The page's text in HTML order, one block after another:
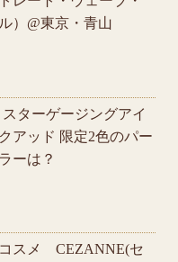
）@東京・青山
ターゲージングアイ
アッド 限定2色のパー
ーは？
スメ CEZANNE(セ